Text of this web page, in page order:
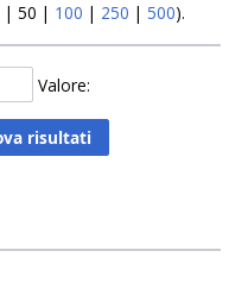
| 50 | 100 | 250 | 500).
Valore: